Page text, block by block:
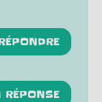
RÉPONSE